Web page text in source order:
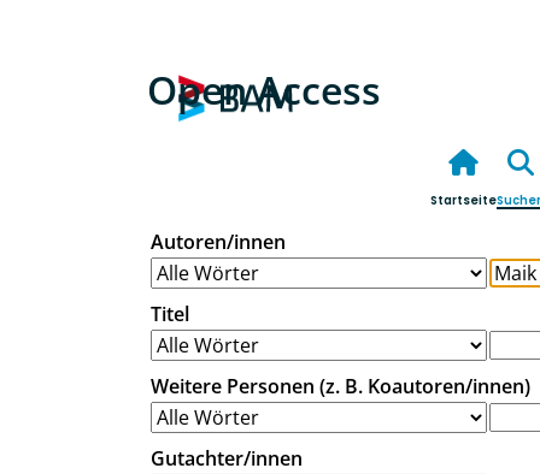
Open Access
Startseite
Autoren/innen
Titel
Weitere Personen (z. B. Koautoren/innen)
Gutachter/innen